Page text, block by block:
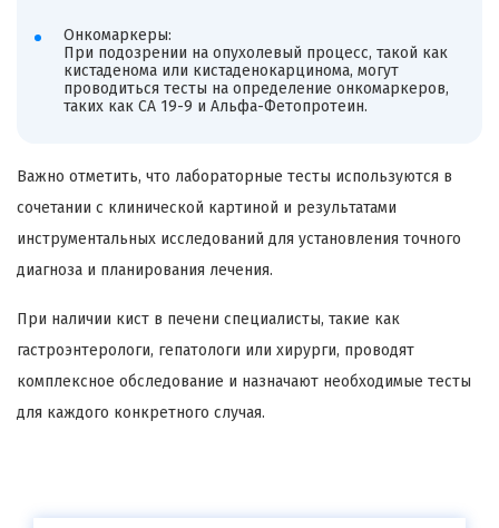
Онкомаркеры:
При подозрении на опухолевый процесс, такой как
кистаденома или кистаденокарцинома, могут
проводиться тесты на определение онкомаркеров,
таких как CA 19-9 и Альфа-Фетопротеин.
Важно отметить, что лабораторные тесты используются в
сочетании с клинической картиной и результатами
инструментальных исследований для установления точного
диагноза и планирования лечения.
При наличии кист в печени специалисты, такие как
гастроэнтерологи, гепатологи или хирурги, проводят
комплексное обследование и назначают необходимые тесты
для каждого конкретного случая.